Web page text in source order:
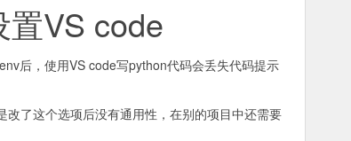
VS code
后，使用VS code写python代码会丢失代码提示
了这个选项后没有通用性，在别的项目中还需要